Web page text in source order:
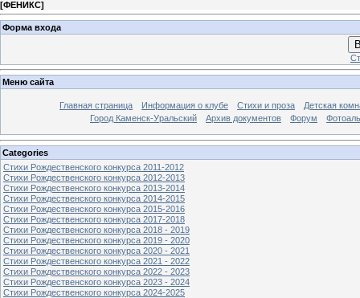
[ФЕНИКС]
Форма входа
Меню сайта
Главная страница Информация о клубе Стихи и проза
Детская
Город Каменск-Уральский
Архив документов Форум
Categories
Стихи Рождественского конкурса 2011-2012
Стихи Рождественского конкурса 2012-2013
Стихи Рождественского конкурса 2013-2014
Стихи Рождественского конкурса 2014-2015
Стихи Рождественского конкурса 2015-2016
Стихи Рождественского конкурса 2017-2018
Стихи Рождественского конкурса 2018 - 2019
Стихи Рождественского конкурса 2019 - 2020
Стихи Рождественского конкурса 2020 - 2021
Стихи Рождественского конкурса 2021 - 2022
Стихи Рождественского конкурса 2022 - 2023
Стихи Рождественского конкурса 2023 - 2024
Стихи Рождественского конкурса 2024-2025